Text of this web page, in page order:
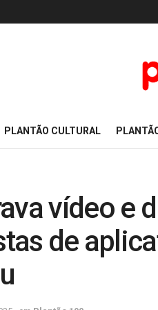
PLANTÃO CULTURAL
vídeo e
de